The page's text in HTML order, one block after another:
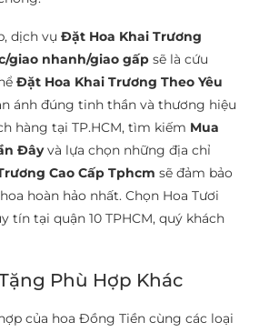
dịch vụ Đặt Hoa Khai Trương
giao nhanh/giao gấp sẽ là cứu
Đặt Hoa Khai Trương Theo Yêu
ánh đúng tinh thần và thương hiệu
hàng tại TP.HCM, tìm kiếm Mua
Đâyvà lựa chọn những địa chỉ
Cao Cấp Tphcm sẽ đảm bảo
hoàn hảo nhất. Chọn Hoa Tươi
tín tại quận 10 TPHCM, quý khách
Phù Hợp Khác
của hoa Đồng Tiền cùng các loại